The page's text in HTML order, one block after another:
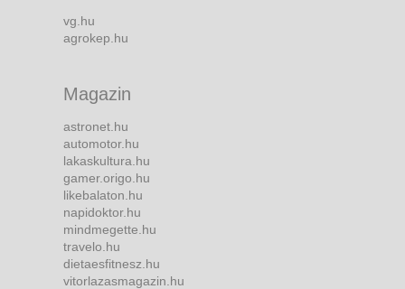
vg.hu
agrokep.hu
Magazin
astronet.hu
automotor.hu
lakaskultura.hu
gamer.origo.hu
likebalaton.hu
napidoktor.hu
mindmegette.hu
travelo.hu
dietaesfitnesz.hu
vitorlazasmagazin.hu